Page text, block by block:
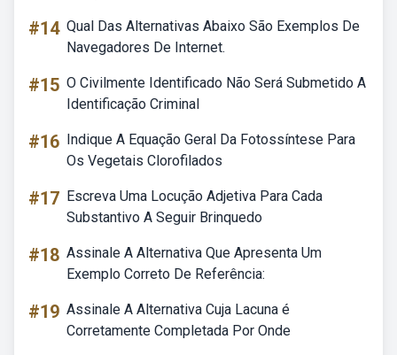
#14 Qual Das Alternativas Abaixo São Exemplos De
Navegadores De Internet.
#15 O Civilmente Identificado Não Será Submetido A
Identificação Criminal
#16 Indique A Equação Geral Da Fotossíntese Para
Os Vegetais Clorofilados
#17 Escreva Uma Locução Adjetiva Para Cada
Substantivo A Seguir Brinquedo
#18 Assinale A Alternativa Que Apresenta Um
Exemplo Correto De Referência:
#19 Assinale A Alternativa Cuja Lacuna é
Corretamente Completada Por Onde